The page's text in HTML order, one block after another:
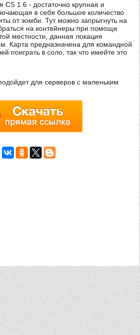
CS 1.6 - достаточно крупная и
в себя большое количество
от зомби. Тут можно запрыгнуть на
на контейнеры при помощи
местности, данная локация
Карта предназначена для командной
поиграть в соло, так что имейте это
для серверов с маленьким